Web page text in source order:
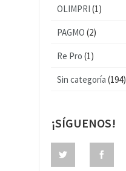
OLIMPRI (1)
PAGMO (2)
Re Pro (1)
Sin categoría (194)
¡SÍGUENOS!